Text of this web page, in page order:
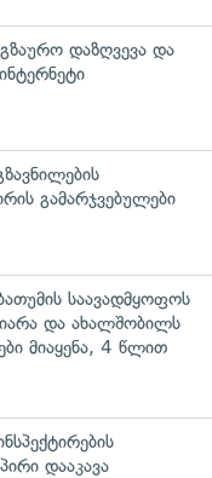
დაზღვევა და
გამარჯვებულები
საავადმყოფოს
და ახალშობილს
მიაყენა, 4 წლით
დააკავა